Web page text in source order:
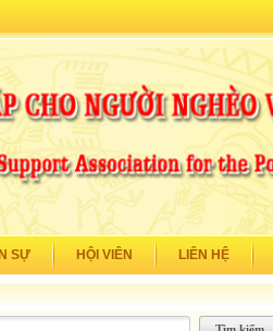
SỰ HỘI VIÊN LIÊN HỆ